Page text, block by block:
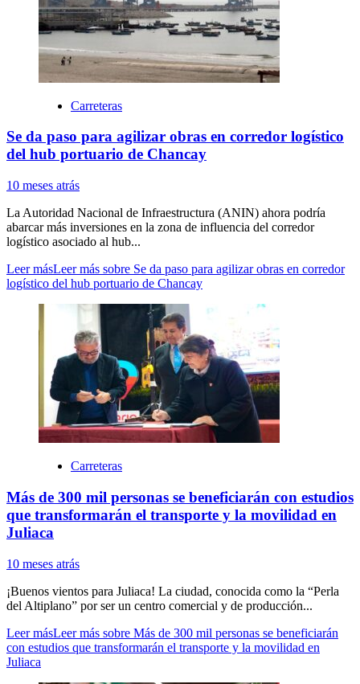
Carreteras
Se da paso para agilizar obras en corredor logístico
del hub portuario de Chancay
10 meses atrás
La Autoridad Nacional de Infraestructura (ANIN) ahora podría
abarcar más inversiones en la zona de influencia del corredor
logístico asociado al hub...
Leer másLeer más sobre Se da paso para agilizar obras en corredor
logístico del hub portuario de Chancay
Carreteras
Más de 300 mil personas se beneficiarán con estudios
que transformarán el transporte y la movilidad en
Juliaca
10 meses atrás
¡Buenos vientos para Juliaca! La ciudad, conocida como la “Perla
del Altiplano” por ser un centro comercial y de producción...
Leer másLeer más sobre Más de 300 mil personas se beneficiarán
con estudios que transformarán el transporte y la movilidad en
Juliaca